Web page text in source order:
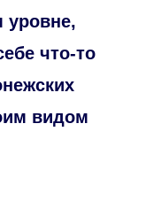
уровне,
что-то
видом